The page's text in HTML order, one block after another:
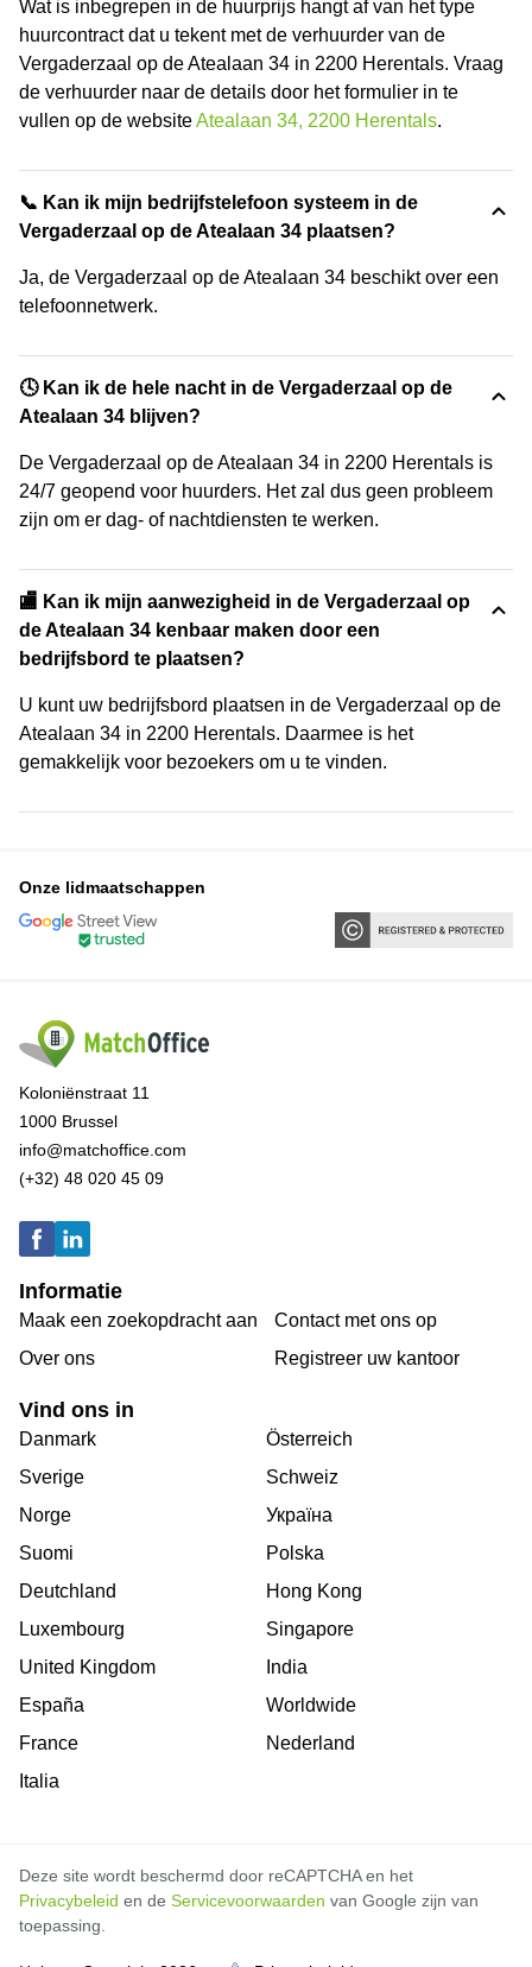
Wat is inbegrepen in de huurprijs hangt af van het type
huurcontract dat u tekent met de verhuurder van de
Vergaderzaal op de Atealaan 34 in 2200 Herentals. Vraag
de verhuurder naar de details door het formulier in te
vullen op de websiteAtealaan 34, 2200 Herentals.
📞 Kan ik mijn bedrijfstelefoon systeem in de
Vergaderzaal op de Atealaan 34 plaatsen?
Ja, de Vergaderzaal op de Atealaan 34 beschikt over een
telefoonnetwerk.
🕓 Kan ik de hele nacht in de Vergaderzaal op de
Atealaan 34 blijven?
De Vergaderzaal op de Atealaan 34 in 2200 Herentals is
24/7 geopend voor huurders. Het zal dus geen probleem
zijn om er dag- of nachtdiensten te werken.
🏬 Kan ik mijn aanwezigheid in de Vergaderzaal op
de Atealaan 34 kenbaar maken door een
bedrijfsbord te plaatsen?
U kunt uw bedrijfsbord plaatsen in de Vergaderzaal op de
Atealaan 34 in 2200 Herentals. Daarmee is het
gemakkelijk voor bezoekers om u te vinden.
Onze lidmaatschappen
Koloniënstraat 11
1000 Brussel
info@matchoffice.com
(+32) 48 020 45 09
Informatie
Maak een zoekopdracht aan
Over ons
Contact met ons op
Registreer uw kantoor
Vind ons in
Danmark
Sverige
Norge
Suomi
Deutchland
Luxembourg
United Kingdom
España
France
Italia
Österreich
Schweiz
Україна
Polska
Hong Kong
Singapore
India
Worldwide
Nederland
Deze site wordt beschermd door reCAPTCHA en het
Privacybeleid en de Servicevoorwaarden van Google zijn van
toepassing.